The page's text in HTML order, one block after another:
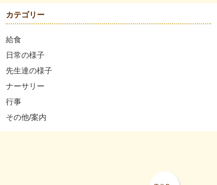
カテゴリー
給食
日常の様子
先生達の様子
ナーサリー
行事
その他/案内